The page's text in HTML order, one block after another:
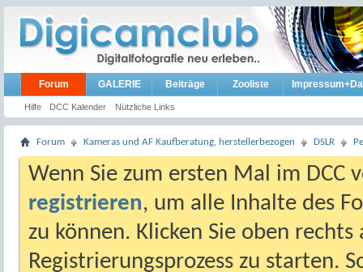
Forum
Hilfe DCC Kalender Nützliche Links
GALERIE Beiträge Zooliste
Forum Kameras und AF Kaufberatung, herstellerbezogen DSLR
Wenn Sie zum ersten Mal im DCC
registrieren, um alle Inhalte des
zu können. Klicken Sie oben
Registrierungsprozess zu starten.